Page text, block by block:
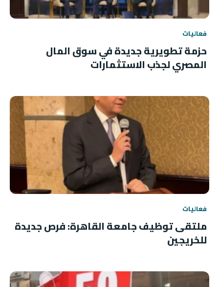
فعاليات
حزمة تطويرية جديدة في سوق المال
المصري لجذب الاستثمارات
فعاليات
ملتقى توظيف جامعة القاهرة: فرص جديدة
للخريجين